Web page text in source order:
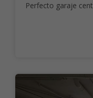
Perfecto garaje